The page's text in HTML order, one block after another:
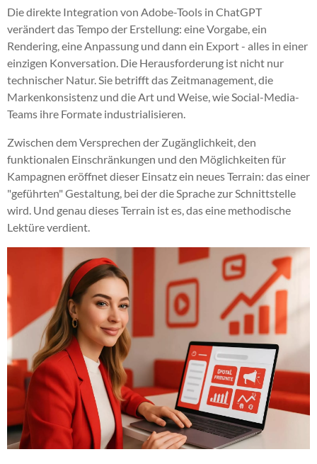
Die direkte Integration von Adobe-Tools in ChatGPT
verändert das Tempo der Erstellung: eine Vorgabe, ein
Rendering, eine Anpassung und dann ein Export - alles in einer
einzigen Konversation. Die Herausforderung ist nicht nur
technischer Natur. Sie betrifft das Zeitmanagement, die
Markenkonsistenz und die Art und Weise, wie Social-Media-
Teams ihre Formate industrialisieren.
Zwischen dem Versprechen der Zugänglichkeit, den
funktionalen Einschränkungen und den Möglichkeiten für
Kampagnen eröffnet dieser Einsatz ein neues Terrain: das einer
"geführten" Gestaltung, bei der die Sprache zur Schnittstelle
wird. Und genau dieses Terrain ist es, das eine methodische
Lektüre verdient.